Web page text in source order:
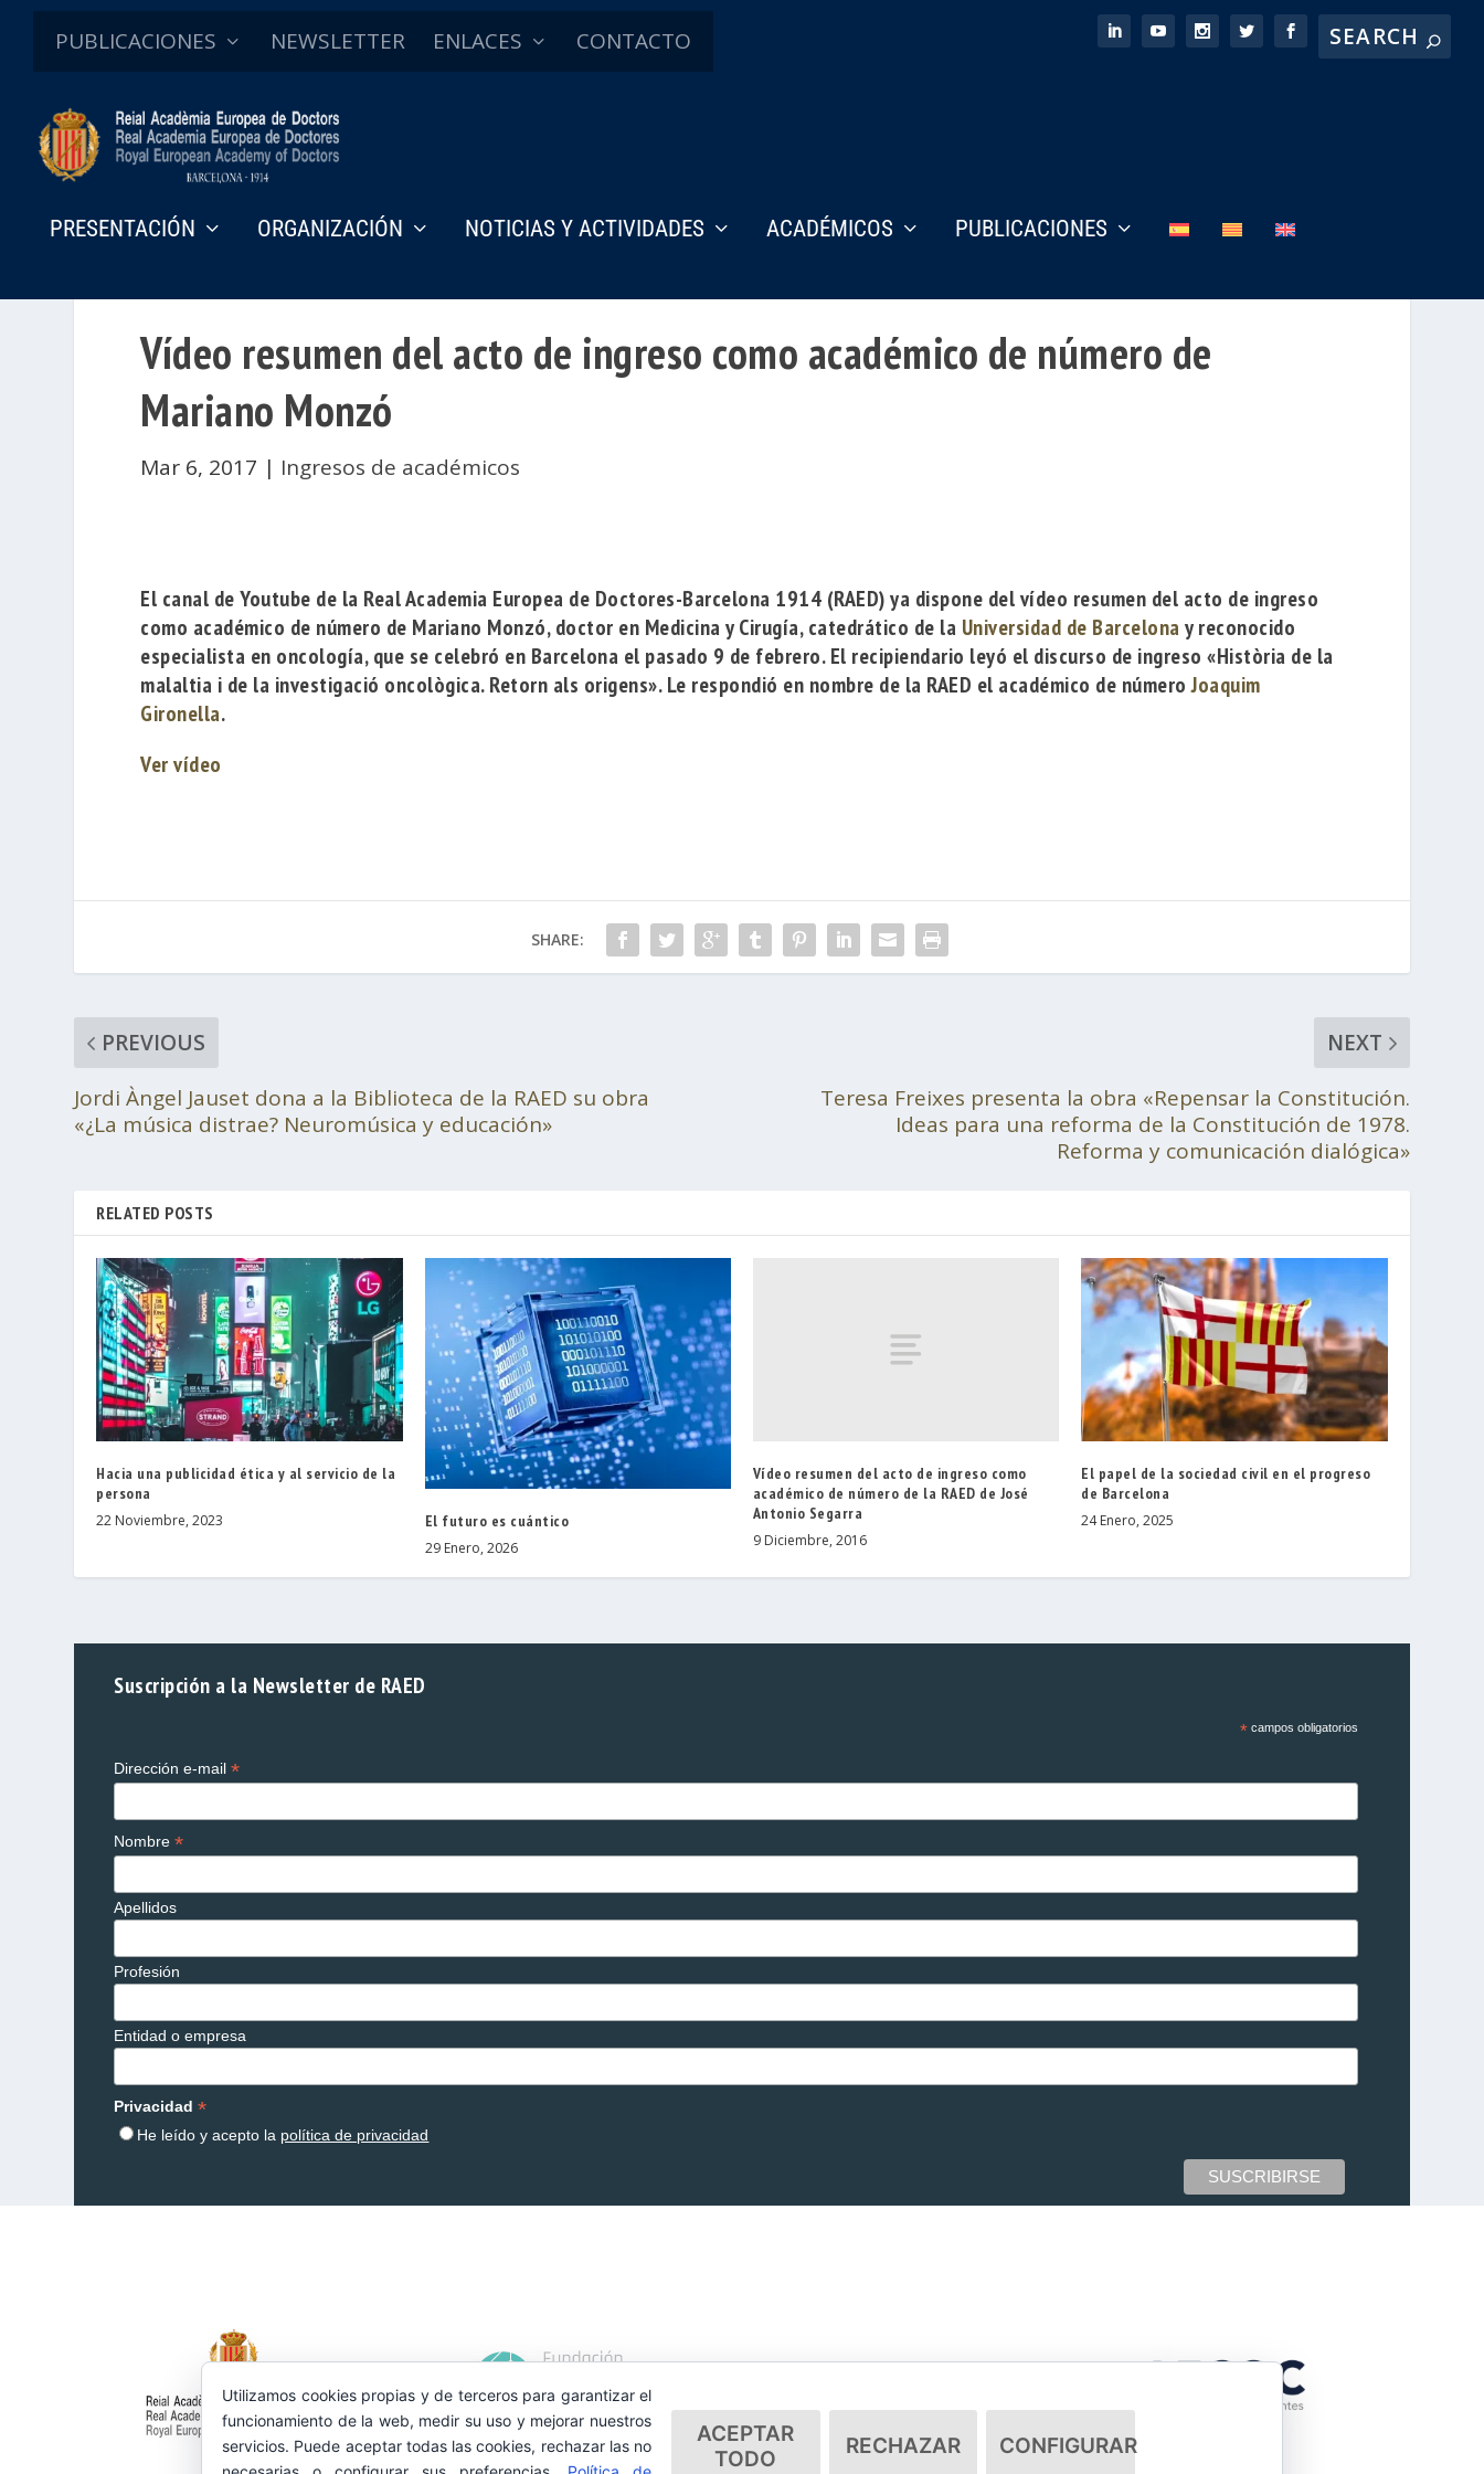
PUBLICACIONES NEWSLETTER ENLACES CONTACTO
PRESENTACIÓN ORGANIZACIÓN NOTICIAS Y ACTIVIDADES ACADÉMICOS PUBLICACIONES
Vídeo resumen del acto de ingreso como académico de número de
Mariano Monzó
Mar 6, 2017 | Ingresos de académicos
El canal de Youtube de la Real Academia Europea de Doctores-Barcelona 1914 (RAED) ya dispone del vídeo resumen del acto de ingreso
como académico de número de Mariano Monzó, doctor en Medicina y Cirugía, catedrático de la Universidad de Barcelonay reconocido
especialista en oncología, que se celebró en Barcelona el pasado 9 de febrero. El recipiendario leyó el discurso de ingreso«Història de la
malaltia i de la investigació oncològica. Retorn als origens». Le respondió en nombre de la RAED el académico de númeroJoaquim
Gironella.
Ver vídeo
SHARE:
PREVIOUS
Jordi Àngel Jauset dona a la Biblioteca de la RAED su obra
«¿La música distrae? Neuromúsica y educación»
NEXT
Teresa Freixes presenta la obra «Repensar la Constitución.
Ideas para una reforma de la Constitución de 1978.
Reforma y comunicación dialógica»
RELATED POSTS
Hacia una publicidad ética y al servicio de la
persona
22 Noviembre, 2023 El futuro es cuántico
29 Enero, 2026
Vídeo resumen del acto de ingreso como
académico de número de la RAED de José
Antonio Segarra
9 Diciembre, 2016
El papel de la sociedad civil en el progreso
de Barcelona
24 Enero, 2025
Suscripción a la Newsletter de RAED
*campos obligatorios
Dirección e-mail*
Nombre*
Apellidos
Profesión
Entidad o empresa
Privacidad*
He leído y acepto la política de privacidad
Utilizamos cookies propias y de terceros para garantizar el
funcionamiento de la web, medir su uso y mejorar nuestros
servicios. Puede aceptar todas las cookies, rechazar las no
ACEPTAR
TODO
RECHAZAR CONFIGURAR